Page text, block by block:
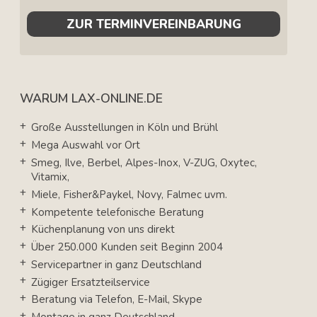
ZUR TERMINVEREINBARUNG
WARUM LAX-ONLINE.DE
Große Ausstellungen in Köln und Brühl
Mega Auswahl vor Ort
Smeg, Ilve, Berbel, Alpes-Inox, V-ZUG, Oxytec,
Vitamix,
Miele, Fisher&Paykel, Novy, Falmec uvm.
Kompetente telefonische Beratung
Küchenplanung von uns direkt
Über 250.000 Kunden seit Beginn 2004
Servicepartner in ganz Deutschland
Zügiger Ersatzteilservice
Beratung via Telefon, E-Mail, Skype